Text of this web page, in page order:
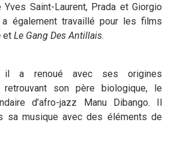
Saint-Laurent, Prada et Giorgio
a également travaillé pour les films
et Le Gang Des Antillais.
il a renoué avec ses origines
retrouvant son père biologique, le
d’afro-jazz Manu Dibango. Il
sa musique avec des éléments de